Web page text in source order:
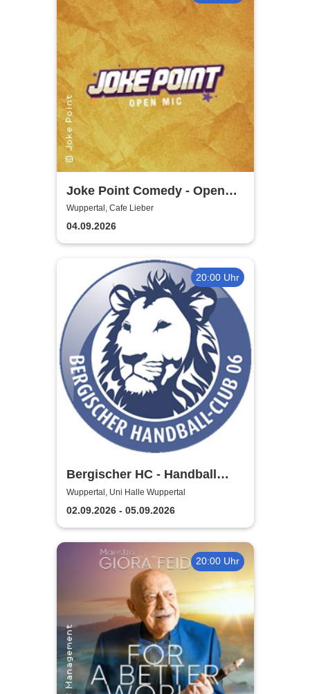
Joke Point Comedy - Open
Mic | Cafe Lieber
Wuppertal, Cafe Lieber
04.09.2026
20:00 Uhr
Bergischer HC - Handball
Bundesliga Saison 2026/27
Wuppertal, Uni Halle Wuppertal
02.09.2026 - 05.09.2026
20:00 Uhr